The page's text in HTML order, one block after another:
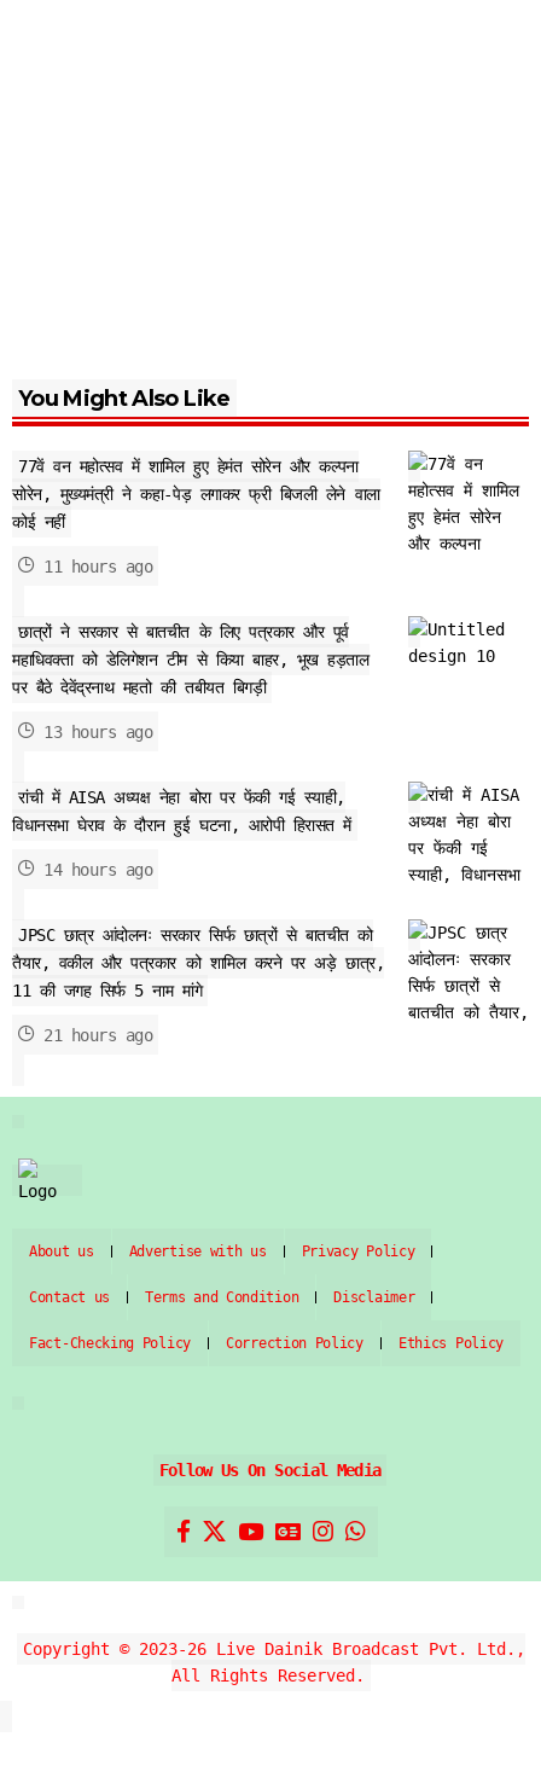
You Might Also Like
77वें वन महोत्सव में शामिल हुए हेमंत सोरेन और कल्पना
सोरेन, मुख्यमंत्री ने कहा-पेड़ लगाकर फ्री बिजली लेने वाला
कोई नहीं
11 hours ago
छात्रों ने सरकार से बातचीत के लिए पत्रकार और पूर्व
महाधिवक्ता को डेलिगेशन टीम से किया बाहर, भूख हड़ताल
पर बैठे देवेंद्रनाथ महतो की तबीयत बिगड़ी
13 hours ago
रांची में AISA अध्यक्ष नेहा बोरा पर फेंकी गई स्याही,
विधानसभा घेराव के दौरान हुई घटना, आरोपी हिरासत में
14 hours ago
JPSC छात्र आंदोलनः सरकार सिर्फ छात्रों से बातचीत को
तैयार, वकील और पत्रकार को शामिल करने पर अड़े छात्र,
11 की जगह सिर्फ 5 नाम मांगे
21 hours ago
About us Advertise with us Privacy Policy
Contact us Terms and Condition Disclaimer
Fact-Checking Policy Correction Policy Ethics Policy
Follow Us On Social Media
Copyright © 2023-26 Live Dainik Broadcast Pvt. Ltd.,
All Rights Reserved.